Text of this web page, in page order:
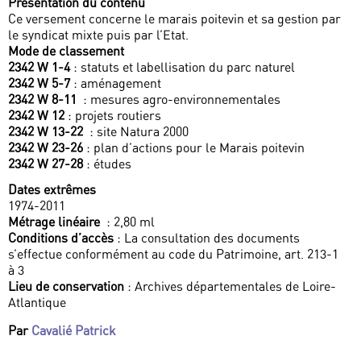
Ce versement concerne le marais poitevin et sa gestion par
le syndicat mixte puis par l’Etat.
Mode de classement
2342 W 1-4: statuts et labellisation du parc naturel
2342 W 5-7: aménagement
2342 W 8-11 : mesures agro-environnementales
2342 W 12 : projets routiers
2342 W 13-22 : site Natura 2000
2342 W 23-26 : plan d’actions pour le Marais poitevin
2342 W 27-28: études
Dates extrêmes
1974-2011
Métrage linéaire : 2,80 ml
Conditions d’accès : La consultation des documents
s’effectue conformément au code du Patrimoine, art. 213-1
à 3
Lieu de conservation : Archives départementales de Loire-
Atlantique
Par Cavalié Patrick